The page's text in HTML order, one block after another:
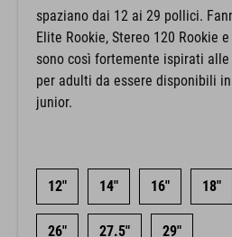
spaziano dai 12 ai 29 pollici.
Elite Rookie, Stereo 120 Rookie
sono così fortemente ispirati
per adulti da essere disponibili
junior.
12" 14" 16" 18"
26" 27.5" 29"